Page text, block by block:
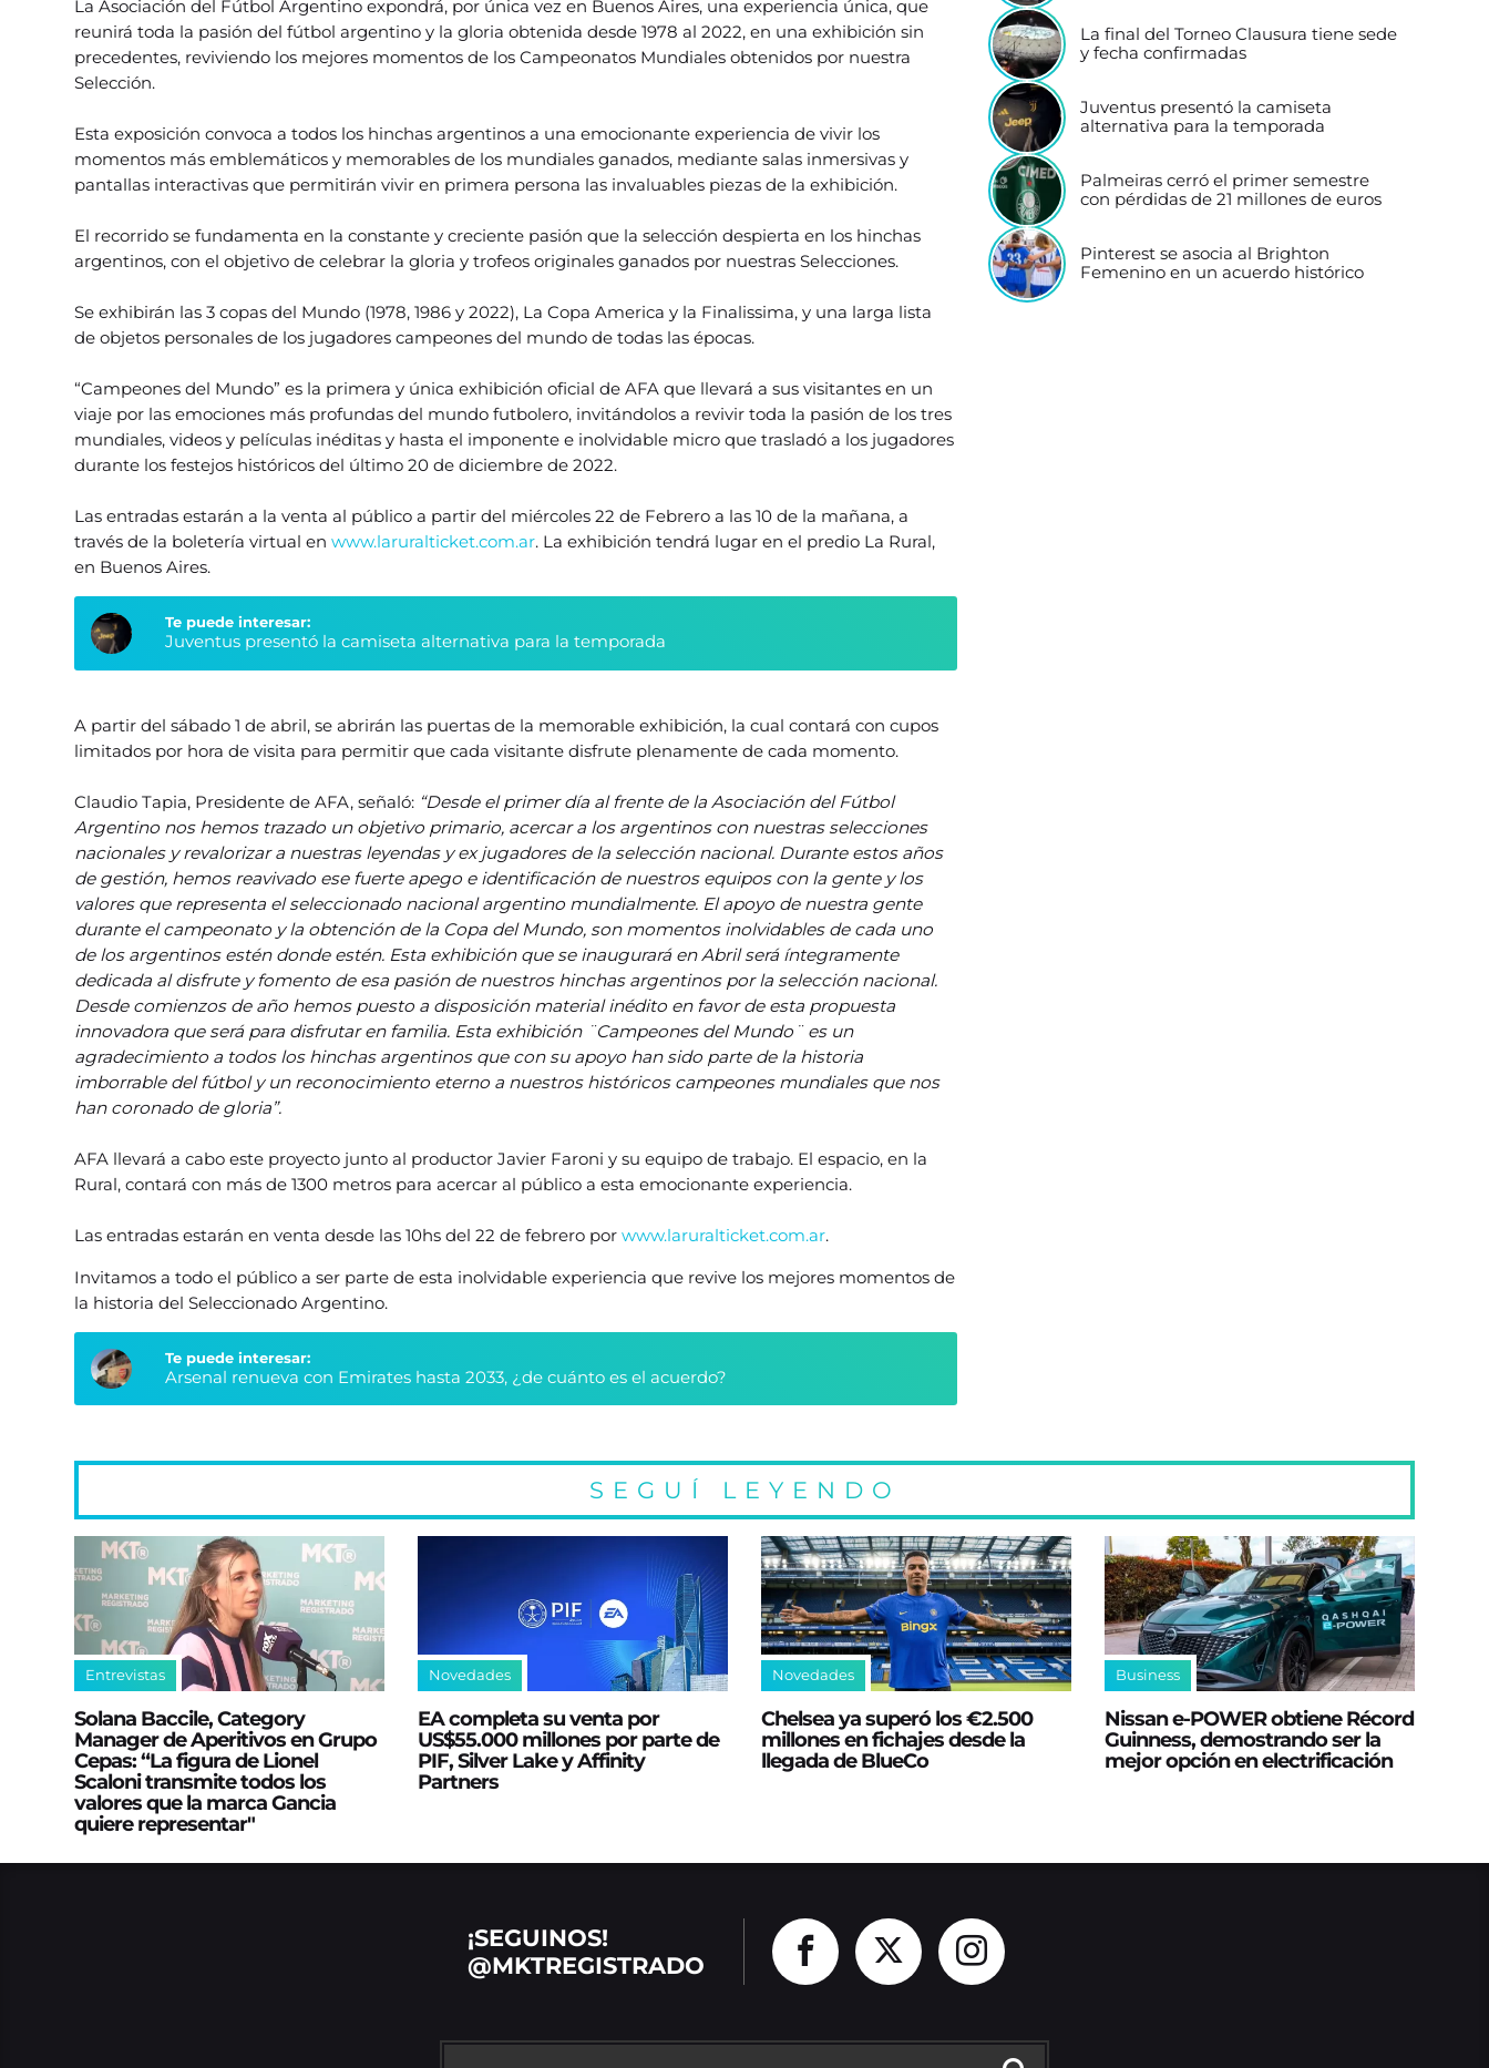
La Asociación del Fútbol Argentino expondrá, por única vez en Buenos Aires, una experiencia única, que
reunirá toda la pasión del fútbol argentino y la gloria obtenida desde 1978 al 2022, en una exhibición sin
precedentes, reviviendo los mejores momentos de los Campeonatos Mundiales obtenidos por nuestra
Selección.
Esta exposición convoca a todos los hinchas argentinos a una emocionante experiencia de vivir los
momentos más emblemáticos y memorables de los mundiales ganados, mediante salas inmersivas y
pantallas interactivas que permitirán vivir en primera persona las invaluables piezas de la exhibición.
El recorrido se fundamenta en la constante y creciente pasión que la selección despierta en los hinchas
argentinos, con el objetivo de celebrar la gloria y trofeos originales ganados por nuestras Selecciones.
Se exhibirán las 3 copas del Mundo (1978, 1986 y 2022), La Copa America y la Finalissima, y una larga lista
de objetos personales de los jugadores campeones del mundo de todas las épocas.
“Campeones del Mundo” es la primera y única exhibición oficial de AFA que llevará a sus visitantes en un
viaje por las emociones más profundas del mundo futbolero, invitándolos a revivir toda la pasión de los tres
mundiales, videos y películas inéditas y hasta el imponente e inolvidable micro que trasladó a los jugadores
durante los festejos históricos del último 20 de diciembre de 2022.
Las entradas estarán a la venta al público a partir del miércoles 22 de Febrero a las 10 de la mañana, a
través de la boletería virtual enwww.laruralticket.com.ar. La exhibición tendrá lugar en el predio La Rural,
en Buenos Aires.
Te puede interesar:
Juventus presentó la camiseta alternativa para la temporada
A partir del sábado 1 de abril, se abrirán las puertas de la memorable exhibición, la cual contará con cupos
limitados por hora de visita para permitir que cada visitante disfrute plenamente de cada momento.
Claudio Tapia, Presidente de AFA, señaló: “Desde el primer día al frente de la Asociación del Fútbol
Argentino nos hemos trazado un objetivo primario, acercar a los argentinos con nuestras selecciones
nacionales y revalorizar a nuestras leyendas y ex jugadores de la selección nacional. Durante estos años
de gestión, hemos reavivado ese fuerte apego e identificación de nuestros equipos con la gente y los
valores que representa el seleccionado nacional argentino mundialmente. El apoyo de nuestra gente
durante el campeonato y la obtención de la Copa del Mundo, son momentos inolvidables de cada uno
de los argentinos estén donde estén. Esta exhibición que se inaugurará en Abril será íntegramente
dedicada al disfrute y fomento de esa pasión de nuestros hinchas argentinos por la selección nacional.
Desde comienzos de año hemos puesto a disposición material inédito en favor de esta propuesta
innovadora que será para disfrutar en familia. Esta exhibición ¨Campeones del Mundo¨ es un
agradecimiento a todos los hinchas argentinos que con su apoyo han sido parte de la historia
imborrable del fútbol y un reconocimiento eterno a nuestros históricos campeones mundiales que nos
han coronado de gloria”.
AFA llevará a cabo este proyecto junto al productor Javier Faroni y su equipo de trabajo. El espacio, en la
Rural, contará con más de 1300 metros para acercar al público a esta emocionante experiencia.
Las entradas estarán en venta desde las 10hs del 22 de febrero porwww.laruralticket.com.ar.
Invitamos a todo el público a ser parte de esta inolvidable experiencia que revive los mejores momentos de
la historia del Seleccionado Argentino.
Te puede interesar:
Arsenal renueva con Emirates hasta 2033, ¿de cuánto es el acuerdo?
La final del Torneo Clausura tiene sede
y fecha confirmadas
Juventus presentó la camiseta
alternativa para la temporada
Palmeiras cerró el primer semestre
con pérdidas de 21 millones de euros
Pinterest se asocia al Brighton
Femenino en un acuerdo histórico
SEGUÍ LEYENDO
Entrevistas
Solana Baccile, Category
Manager de Aperitivos en Grupo
Cepas: “La figura de Lionel
Scaloni transmite todos los
valores que la marca Gancia
quiere representar"
Novedades
EA completa su venta por
US$55.000 millones por parte de
PIF, Silver Lake y Affinity
Partners
Novedades
Chelsea ya superó los €2.500
millones en fichajes desde la
llegada de BlueCo
Business
Nissan e‑POWER obtiene Récord
Guinness, demostrando ser la
mejor opción en electrificación
¡SEGUINOS!
@MKTREGISTRADO